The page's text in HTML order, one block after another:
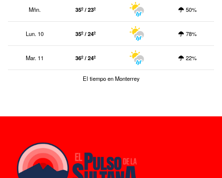
Mñn. 35º / 23º 50%
Lun. 10 35º / 24º 78%
Mar. 11 36º / 24º 22%
El tiempo en Monterrey